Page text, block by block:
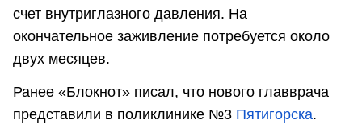
счет внутриглазного давления. На
окончательное заживление потребуется около
двух месяцев.
Ранее «Блокнот» писал, что нового главврача
представили в поликлинике №3 Пятигорска.